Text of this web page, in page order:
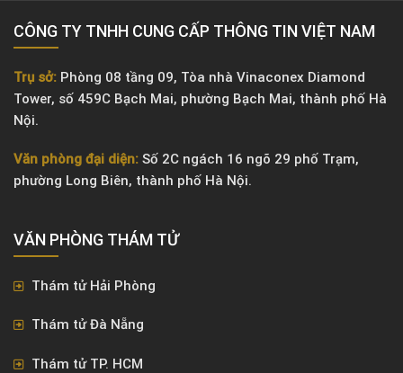
CÔNG TY TNHH CUNG CẤP THÔNG TIN VIỆT NAM
Trụ sở: Phòng 08 tầng 09, Tòa nhà Vinaconex Diamond
Tower, số 459C Bạch Mai, phường Bạch Mai, thành phố Hà
Nội.
Văn phòng đại diện: Số 2C ngách 16 ngõ 29 phố Trạm,
phường Long Biên, thành phố Hà Nội.
VĂN PHÒNG ​THÁM TỬ
Thám tử Hải Phòng
Thám tử Đà Nẵng
Thám tử TP. HCM